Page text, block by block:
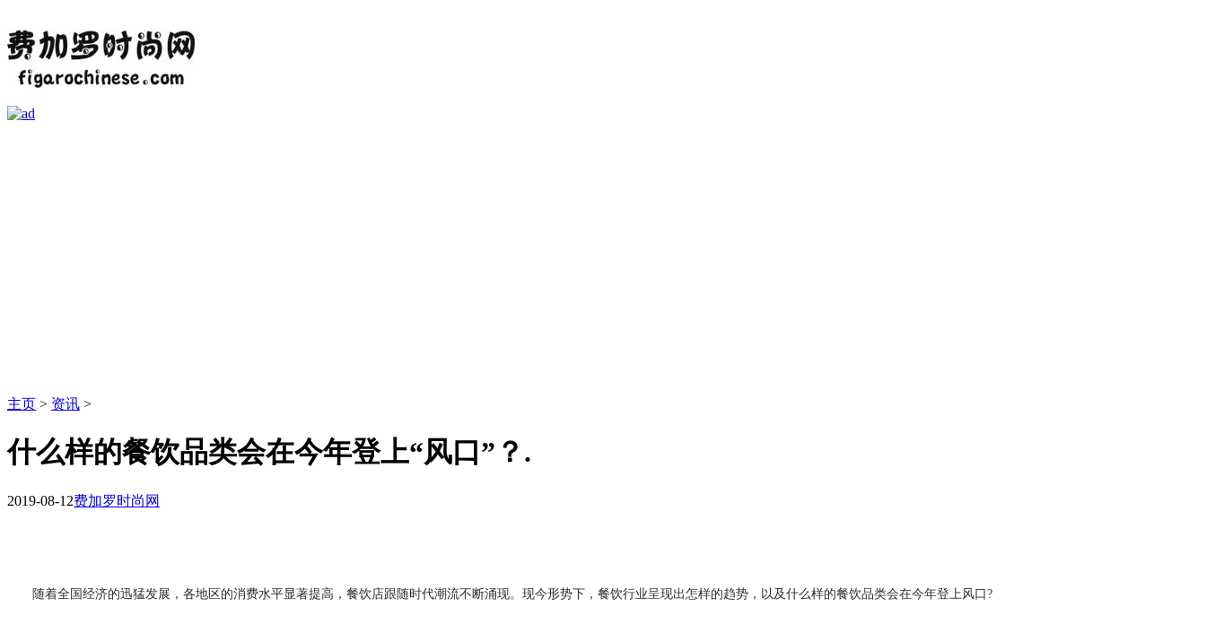
主页 > 资讯 >
什么样的餐饮品类会在今年登上“风口”？.
2019-08-12费加罗时尚网
随着全国经济的迅猛发展，各地区的消费水平显著提高，餐饮店跟随时代潮流不断涌现。现今形势下，餐饮行业呈现出怎样的趋势，以及什么样的餐饮品类会在今年登上风口 ?